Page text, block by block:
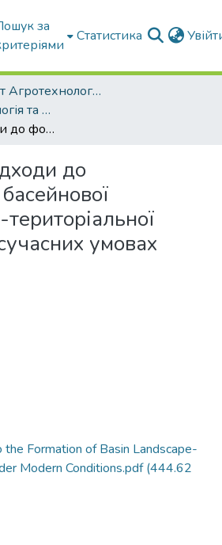
за
Статистика
Факультет Агротехнологій та екології
Кафедра Геоекологія та землеустрій
Актуальні підходи до формування басейнової ландшафтно-територіальної структури в сучасних умовах
до
умовах
Formation of Basin Landscape-
Modern Conditions.pdf(444.62